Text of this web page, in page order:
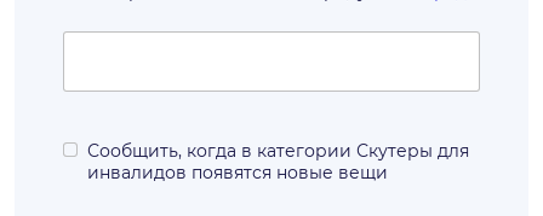
Сообщить, когда в категории Скутеры для
инвалидов появятся новые вещи